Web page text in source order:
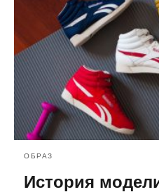
ОБРАЗ
История